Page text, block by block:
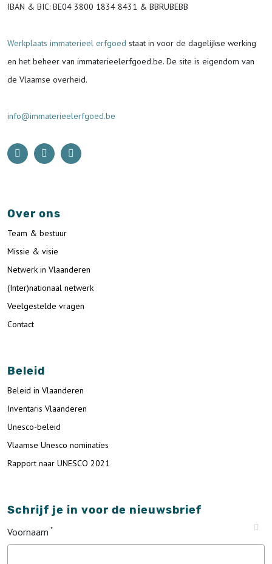
IBAN & BIC: BE04 3800 1834 8431 & BBRUBEBB
Werkplaats immaterieel erfgoed staat in voor de dagelijkse werking
en het beheer van immaterieelerfgoed.be. De site is eigendom van
de Vlaamse overheid.
info@immaterieelerfgoed.be
Over ons
Team & bestuur
Missie & visie
Netwerk in Vlaanderen
(Inter)nationaal netwerk
Veelgestelde vragen
Contact
Beleid
Beleid in Vlaanderen
Inventaris Vlaanderen
Unesco-beleid
Vlaamse Unesco nominaties
Rapport naar UNESCO 2021
Schrijf je in voor de nieuwsbrief
Voornaam